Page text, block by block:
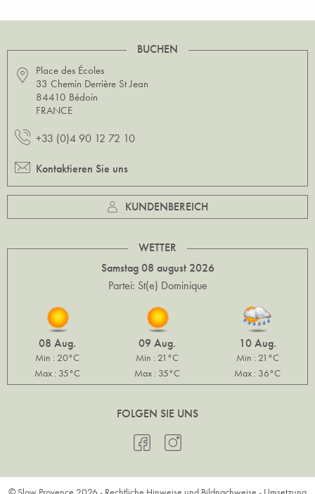
BUCHEN
Place des Écoles
33 Chemin Derrière St Jean
84410 Bédoin
FRANCE
+33 (0)4 90 12 72 10
Kontaktieren Sie uns
KUNDENBEREICH
WETTER
Samstag 08 august 2026
Partei: St(e) Dominique
08 Aug.
Min : 20°C
Max : 35°C
09 Aug.
Min : 21°C
Max : 35°C
10 Aug.
Min : 21°C
Max : 36°C
FOLGEN SIE UNS